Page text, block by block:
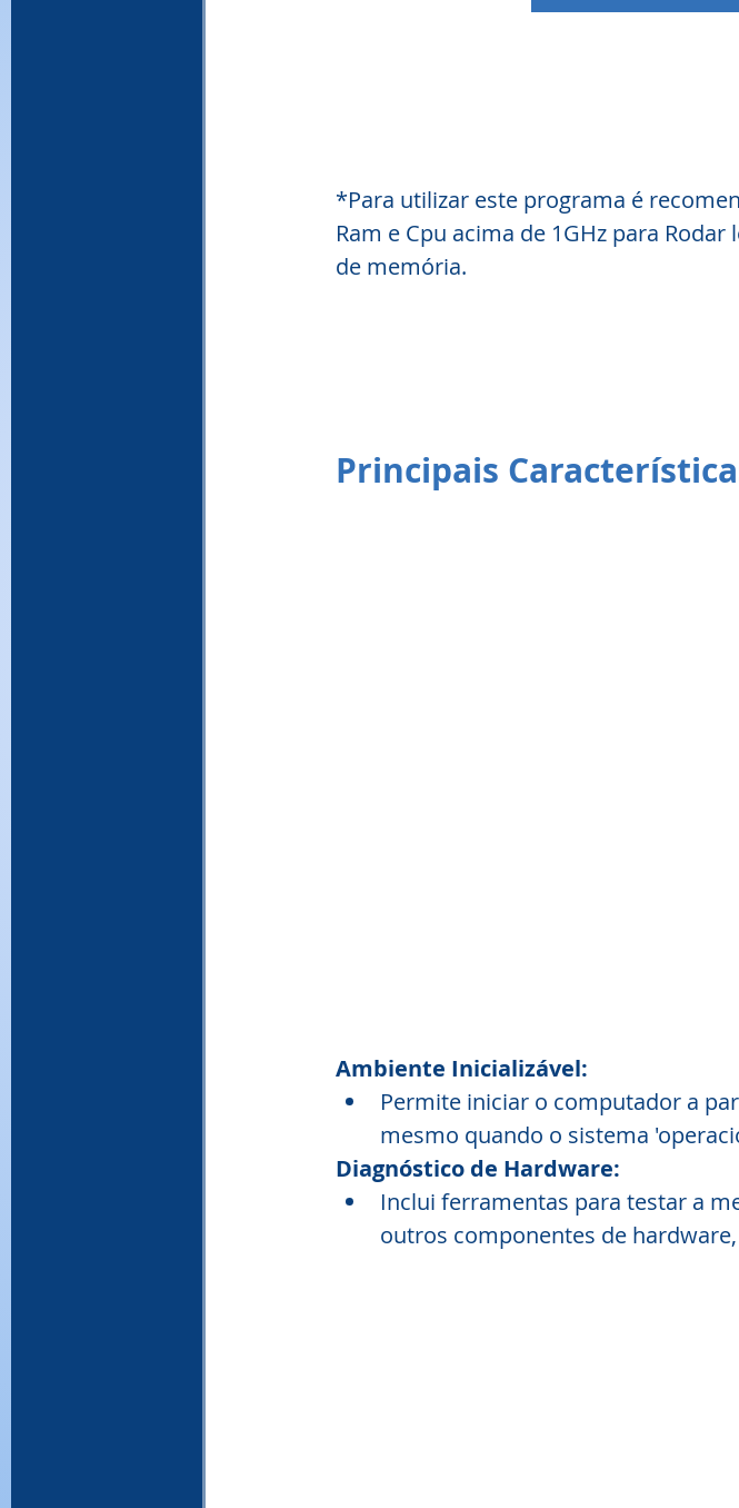
*Para utilizar este programa é
Ram e Cpu acima de 1GHz para
de memória.
Principais
Ambiente Inicializável:
Permite iniciar o computador a
mesmo quando o sistema
Diagnóstico de Hardware:
Inclui ferramentas para testar a
outros componentes de